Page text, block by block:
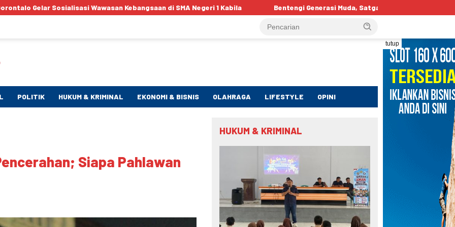
Kebangsaan di SMA Negeri 1 Kabila Bentengi Generasi Muda, Satgaswil Gorontalo Edukasi Pelajar tentang Bahaya IRET,
tutup
POLITIK HUKUM & KRIMINAL EKONOMI & BISNIS OLAHRAGA LIFESTYLE OPINI
Siapa Pahlawan
HUKUM & KRIMINAL